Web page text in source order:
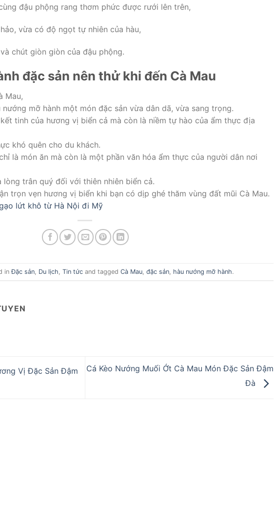
đậu phộng rang thơm phức được rưới lên trên,
vừa có độ ngọt tự nhiên của hàu,
chút giòn giòn của đậu phộng.
đặc sản nên thử khi đến Cà Mau
Mau,
mỡ hành một món đặc sản vừa dân dã, vừa sang trọng.
tinh của hương vị biển cả mà còn là niềm tự hào của ẩm thực địa
khó quên cho du khách.
là món ăn mà còn là một phần văn hóa ẩm thực của người dân nơi
trân quý đối với thiên nhiên biển cả.
trọn vẹn hương vị biển khi bạn có dịp ghé thăm vùng đất mũi Cà Mau.
lứt khô từ Hà Nội đi Mỹ
inĐặc sản, Du lịch Tin tứcand tagged Cà Mau, đặc sản, hàu nướng mỡ hành.
Vị Đặc Sản Đậm
Cá Kèo Nướng Muối Ớt Cà Mau Món Đặc Sản Đậm
Đà